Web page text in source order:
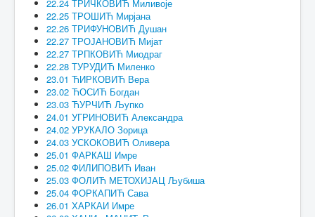
22.24 ТРИЧКОВИЋ Миливоје
22.25 ТРОШИЋ Мирјана
22.26 ТРИФУНОВИЋ Душан
22.27 ТРОЈАНОВИЋ Мијат
22.27 ТРПКОВИЋ Миодраг
22.28 ТУРУДИЋ Миленко
23.01 ЋИРКОВИЋ Вера
23.02 ЋОСИЋ Богдан
23.03 ЋУРЧИЋ Љупко
24.01 УГРИНОВИЋ Александра
24.02 УРУКАЛО Зорица
24.03 УСКОКОВИЋ Оливера
25.01 ФАРКАШ Имре
25.02 ФИЛИПОВИЋ Иван
25.03 ФОЛИЋ МЕТОХИЈАЦ Љубиша
25.04 ФОРКАПИЋ Сава
26.01 ХАРКАИ Имре